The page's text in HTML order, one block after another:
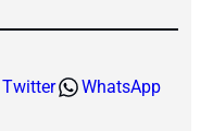
Twitter WhatsApp